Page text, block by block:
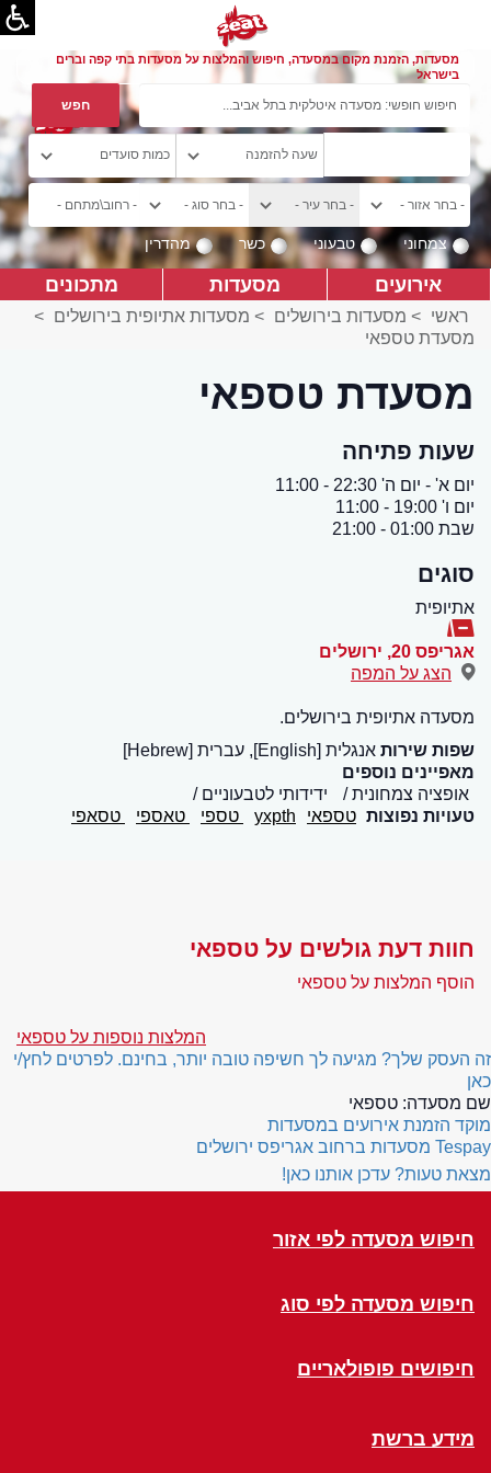
מסעדות, הזמנת מקום במסעדה, חיפוש והמלצות על מסעדות בתי קפה וברים
בישראל
צמחוני טבעוני כשר מהדרין
אירועים מסעדות מתכונים
ראשי > מסעדות בירושלים > מסעדות אתיופית בירושלים >
מסעדת טספאי
מסעדת טספאי
שעות פתיחה
יום א' - יום ה' 22:30 - 11:00
יום ו' 19:00 - 11:00
שבת 01:00 - 21:00
סוגים
אתיופית
אגריפס 20 , ירושלים
הצג על המפה
מסעדה אתיופית בירושלים.
שפות שירות אנגלית [English], עברית [Hebrew]
מאפיינים נוספים
אופציה צמחונית
ידידותי לטבעוניים
טעויות נפוצות טספאי yxpth טספי טאספי טסאפי
חוות דעת גולשים על טספאי
הוסף המלצות על טספאי
המלצות נוספות על טספאי
זה העסק שלך? מגיעה לך חשיפה טובה יותר, בחינם. לפרטים לחץ/י
כאן
שם מסעדה: טספאי
מוקד הזמנת אירועים במסעדות
Tespay מסעדות ברחוב אגריפס ירושלים
מצאת טעות? עדכן אותנו כאן!
חיפוש מסעדה לפי אזור
חיפוש מסעדה לפי סוג
חיפושים פופולאריים
מידע ברשת